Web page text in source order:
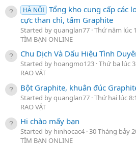
HÀ NỘI Tổng kho cung cấp các
cực than chì, tấm Graphite
Started by quanglan77 Thứ năm lúc
TÌM BẠN ONLINE
Chu Dịch Và Dấu Hiệu Tình
Started by hoangmo123 Thứ ba lúc
RAO VẶT
Bột Graphite, khuân đúc
Started by quanglan77 Thứ hai lúc
RAO VẶT
Hi chào mấy bạn
Started by hinhocac4 30 Tháng bảy
TÌM BẠN ONLINE